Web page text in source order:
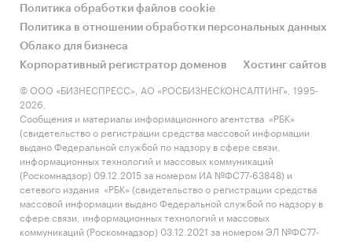
Политика обработки файлов cookie
Политика в отношении обработки персональных данных
Облако для бизнеса
Корпоративный регистратор доменов
Хостинг сайтов
© ООО «БИЗНЕСПРЕСС», АО «РОСБИЗНЕСКОНСАЛТИНГ», 1995-
2026.
Сообщения и материалы информационного агентства «РБК»
(свидетельство о регистрации средства массовой информации
выдано Федеральной службой по надзору в сфере связи,
информационных технологий и массовых коммуникаций
(Роскомнадзор) 09.12.2015 за номером ИА №ФС77-63848) и
сетевого издания «РБК» (свидетельство о регистрации средства
массовой информации выдано Федеральной службой по надзору в
сфере связи, информационных технологий и массовых
коммуникаций (Роскомнадзор) 03.12.2021 за номером ЭЛ №ФС77-